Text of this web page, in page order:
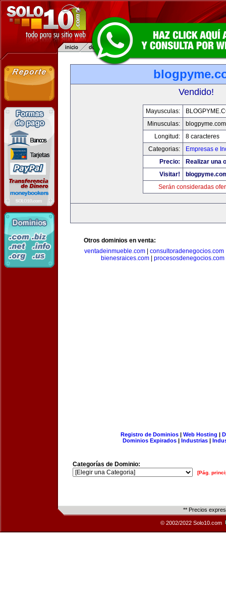
Vendido!
Mayusculas:
Minusculas:
blogpyme.com
Longitud:
8 caracteres
Categorias:
Empresas e
Precio:
Realizar una
Visitar!
Serán consideradas
Otros dominios en venta:
ventadeinmueble.com| consultoradenegocios.com
bienesraices.com
procesosdenegocios.com
Registro de Dominios| Web Hosting |
Dominios Expirados | Industrias |
Categorías de Dominio:
[Pág.
** Precios
© 2002/2022 Solo10.com